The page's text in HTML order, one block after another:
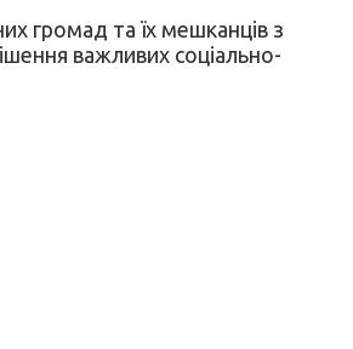
громад та їх мешканців з
важливих соціально-